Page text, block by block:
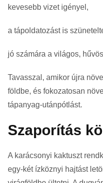
kevesebb vizet igényel,
a tápoldatozást is
jó számára a világos,
Tavasszal, amikor újra
földbe, és fokozatosan
tápanyag-utánpótlást.
Szaporítás
A karácsonyi kaktuszt
egy-két ízköznyi hajtást